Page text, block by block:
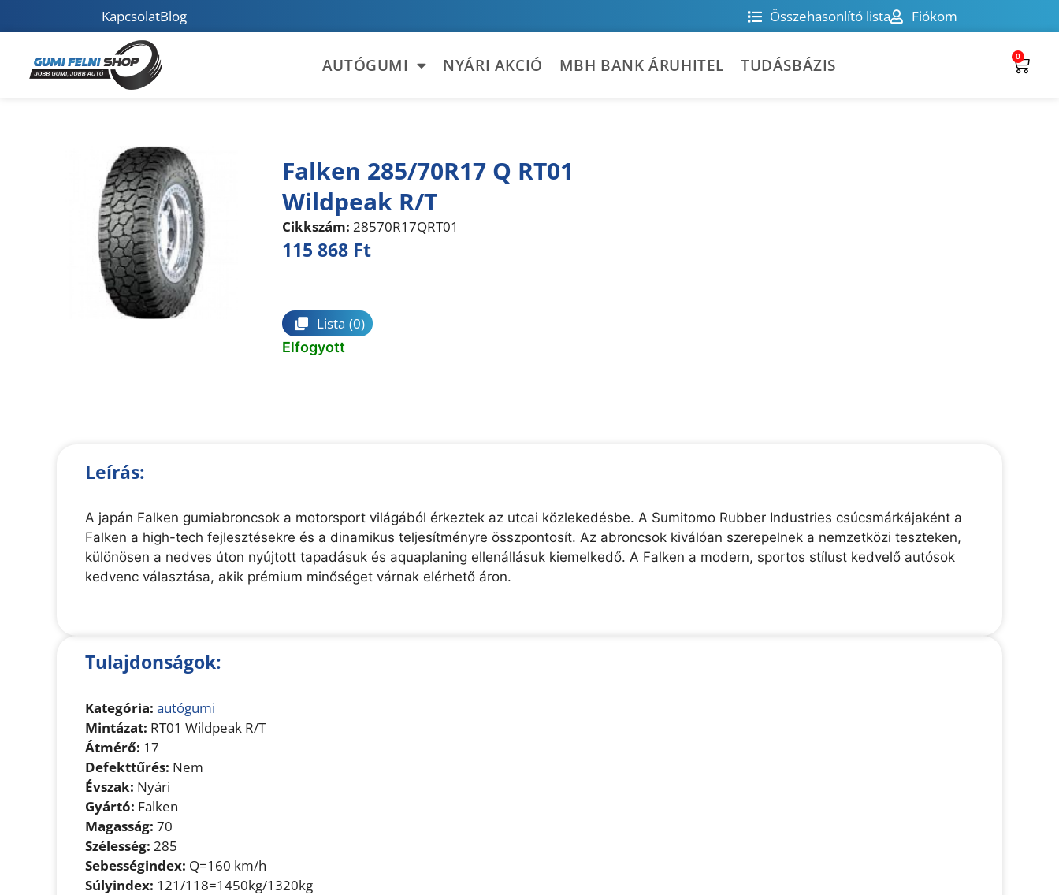
KapcsolatBlog Összehasonlító lista Fiókom
AUTÓGUMI NYÁRI AKCIÓ MBH BANK ÁRUHITEL TUDÁSBÁZIS 0
Falken 285/70R17 Q RT01
Wildpeak R/T
Cikkszám: 28570R17QRT01
115 868 Ft
Lista (0)
Elfogyott
Leírás:
A japán Falken gumiabroncsok a motorsport világából érkeztek az utcai közlekedésbe. A Sumitomo Rubber Industries csúcsmárkájaként a
Falken a high-tech fejlesztésekre és a dinamikus teljesítményre összpontosít. Az abroncsok kiválóan szerepelnek a nemzetközi teszteken,
különösen a nedves úton nyújtott tapadásuk és aquaplaning ellenállásuk kiemelkedő. A Falken a modern, sportos stílust kedvelő autósok
kedvenc választása, akik prémium minőséget várnak elérhető áron.
Tulajdonságok:
Kategória: autógumi
Mintázat: RT01 Wildpeak R/T
Átmérő: 17
Defekttűrés: Nem
Évszak: Nyári
Gyártó: Falken
Magasság: 70
Szélesség: 285
Sebességindex: Q=160 km/h
Súlyindex: 121/118=1450kg/1320kg